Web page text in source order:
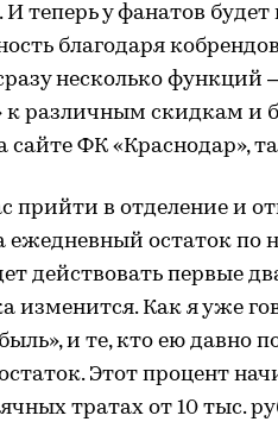
теперь у фанатов
благодаря
несколько
к различным скидкам и
сайте ФК «Краснодар»,
прийти в отделение и
ежедневный остаток по
действовать первые
изменится. Как я уже
и те, кто ею давно
Этот процент
тратах от 10 тыс.